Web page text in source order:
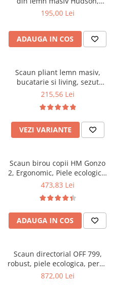
tapiterie stofa,100 kg,
195,00 Lei
ADAUGA IN COS
Scaun pliant lemn masiv,
bucatarie si living, sezut
tapitat cu piele ecologica, 100
215,56 Lei
VEZI VARIANTE
Scaun birou copii HM Gonzo
2, Ergonomic, Piele ecologica,
Inaltime ajustabila, Mecanism
473,83 Lei
ADAUGA IN COS
Scaun directorial OFF 799,
robust, piele ecologica, perne
duble, baza cromata,
872,00 Lei